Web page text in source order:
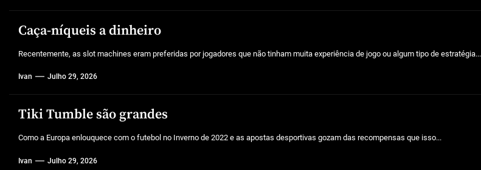
Caça-níqueis a dinheiro
Recentemente, as slot machines eram preferidas por jogadores que não tinham muita experiência de jogo ou algum tipo de estratégia...
Ivan Julho 29, 2026
Tiki Tumble são grandes
Como a Europa enlouquece com o futebol no Inverno de 2022 e as apostas desportivas gozam das recompensas que isso...
Ivan Julho 29, 2026